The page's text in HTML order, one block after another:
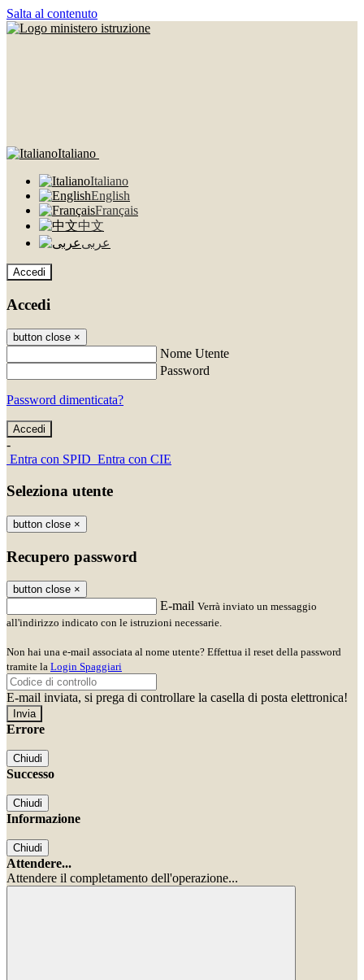
Salta al contenuto
Italiano
Italiano
English
Français
中文
عربى
Accedi
Accedi
button close ×
Nome Utente
Password
Password dimenticata?
-
Entra con SPID Entra con CIE
Seleziona utente
button close ×
Recupero password
button close ×
E-mail Verrà inviato un messaggio
all'indirizzo indicato con le istruzioni necessarie.
Non hai una e-mail associata al nome utente? Effettua il reset della password
tramite la Login Spaggiari
E-mail inviata, si prega di controllare la casella di posta elettronica!
Errore
Chiudi
Successo
Chiudi
Informazione
Chiudi
Attendere...
Attendere il completamento dell'operazione...